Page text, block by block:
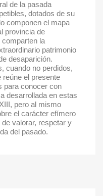
de la pasada
dotados de su
componen el mapa
provincia de
la
patrimonio
desaparición.
cuando no perdidos,
el presente
para conocer con
desarrollada en estas
pero al mismo
el carácter efímero
valorar, respetar y
del pasado.